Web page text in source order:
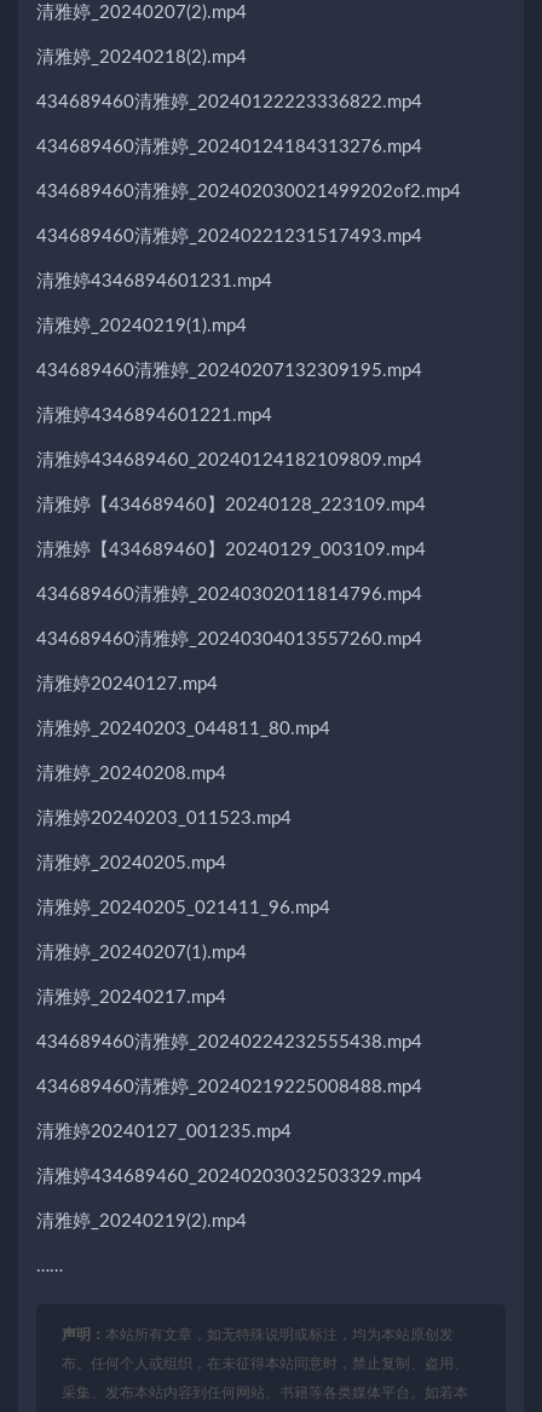
清雅婷_20240207(2).mp4
清雅婷_20240218(2).mp4
434689460清雅婷_20240122223336822.mp4
434689460清雅婷_20240124184313276.mp4
434689460清雅婷_202402030021499202of2.mp4
434689460清雅婷_20240221231517493.mp4
清雅婷4346894601231.mp4
清雅婷_20240219(1).mp4
434689460清雅婷_20240207132309195.mp4
清雅婷4346894601221.mp4
清雅婷434689460_20240124182109809.mp4
清雅婷【434689460】20240128_223109.mp4
清雅婷【434689460】20240129_003109.mp4
434689460清雅婷_20240302011814796.mp4
434689460清雅婷_20240304013557260.mp4
清雅婷20240127.mp4
清雅婷_20240203_044811_80.mp4
清雅婷_20240208.mp4
清雅婷20240203_011523.mp4
清雅婷_20240205.mp4
清雅婷_20240205_021411_96.mp4
清雅婷_20240207(1).mp4
清雅婷_20240217.mp4
434689460清雅婷_20240224232555438.mp4
434689460清雅婷_20240219225008488.mp4
清雅婷20240127_001235.mp4
清雅婷434689460_20240203032503329.mp4
清雅婷_20240219(2).mp4
……
声明： 本站所有文章，如无特殊说明或标注，均为本站原创发
布。任何个人或组织，在未征得本站同意时，禁止复制、盗用、
采集、发布本站内容到任何网站、书籍等各类媒体平台。如若本